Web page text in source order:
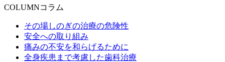
COLUMNコラム
その場しのぎの治療の危険性
安全への取り組み
痛みの不安を和らげるために
全身疾患まで考慮した歯科治療